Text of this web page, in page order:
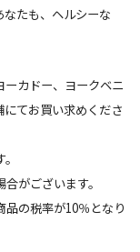
たも、ヘルシーな
カドー、ヨークベニ
てお買い求めくださ
がございます。
の税率が10％となり